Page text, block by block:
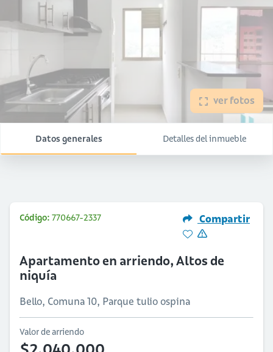
ver fotos
Datos generales Detalles del inmueble
Código: 770667-2337 Compartir
Apartamento en arriendo, Altos de
niquía
Bello, Comuna 10, Parque tulio ospina
Valor de arriendo